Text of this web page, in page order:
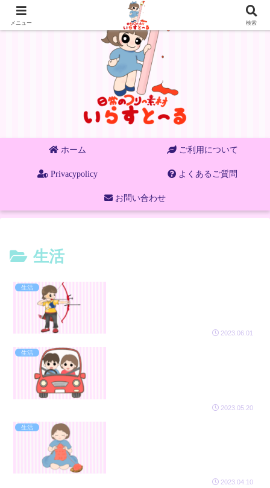
ホーム ご利用について
Privacypolicy よくあるご質問
お問い合わせ
生活
生活
2023.06.01
生活
2023.05.20
生活
2023.04.10
メニュー 検索